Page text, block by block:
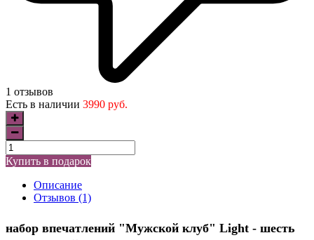
1 отзывов
Есть в наличии 3990 руб.
Купить в подарок
Описание
Отзывов (1)
набор впечатлений "Мужской клуб" Light - шесть